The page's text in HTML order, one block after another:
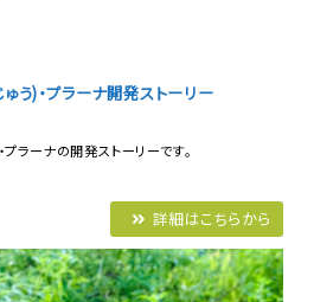
う)・プラーナ開発ストーリー
）・プラーナの開発ストーリーです。
詳細はこちらから